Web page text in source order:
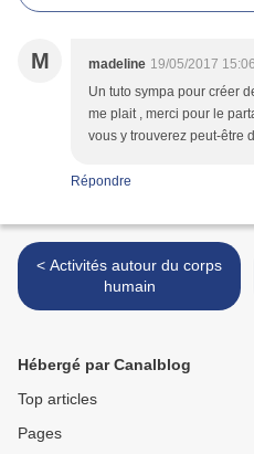
M madeline 19/05/2017 15:06
Un tuto sympa pour créer
me plait , merci pour le
vous y trouverez peut-être
Répondre
< Activités autour du corps
humain
Hébergé par Canalblog
Top articles
Pages